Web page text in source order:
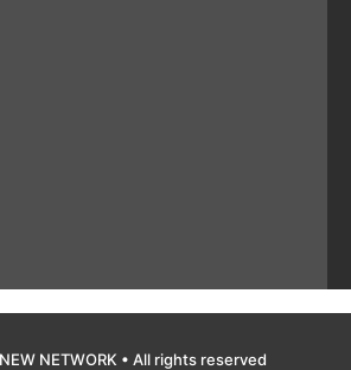
NETWORK • All rights reserved